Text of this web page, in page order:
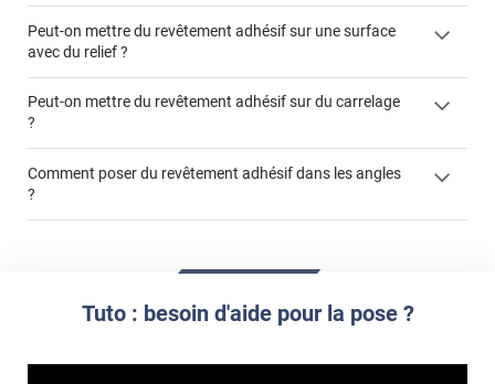
colle
Peut-on mettre du revêtement adhésif sur une surface
avec du relief ?
Peut-on mettre du revêtement adhésif sur du carrelage
?
Commander à la taille des carreaux et réappliquer un joint
propre par dessus
Comment poser du revêtement adhésif dans les angles
?
Tuto : besoin d'aide pour la pose ?